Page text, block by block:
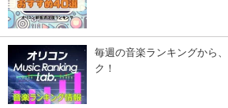
毎週の音楽ランキングから
ク！